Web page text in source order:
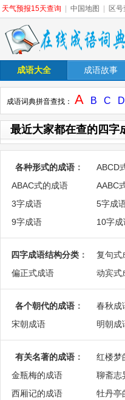
天气预报15天查询 中国地图 区号
成语大全 成语故事
成语词典拼音查找： A B C D
最近大家都在查的四字
各种形式的成语 ： ABCD
ABAC式的成语
AABC
3字成语
5字成
9字成语
10字成
四字成语结构分类 ： 复句式
偏正式成语
动宾式
各个朝代的成语 ： 春秋成
宋朝成语
明朝成
有关名著的成语 ： 红楼梦
金瓶梅的成语
聊斋志
西厢记的成语
牡丹亭